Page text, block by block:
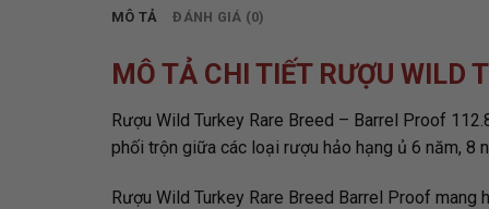
MÔ TẢ ĐÁNH GIÁ (0)
MÔ TẢ CHI TIẾT RƯỢU WILD
Rượu Wild Turkey Rare Breed – Barrel Proof
phối trộn giữa các loại rượu hảo hạng ủ 6 năm, 8
Rượu Wild Turkey Rare Breed Barrel Proof mang